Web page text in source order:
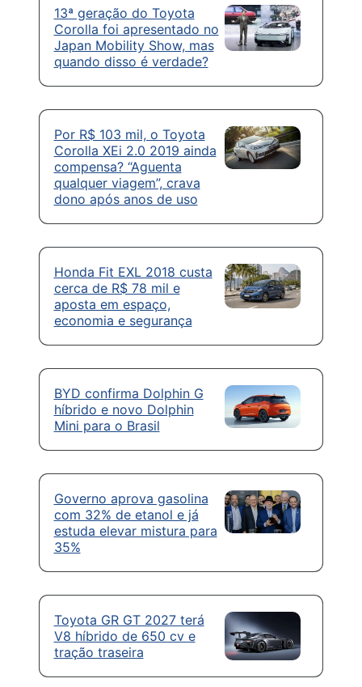
13ª geração do Toyota
Corolla foi apresentado no
Japan Mobility Show, mas
quando disso é verdade?
Por R$ 103 mil, o Toyota
Corolla XEi 2.0 2019 ainda
compensa? “Aguenta
qualquer viagem”, crava
dono após anos de uso
Honda Fit EXL 2018 custa
cerca de R$ 78 mil e
aposta em espaço,
economia e segurança
BYD confirma Dolphin G
híbrido e novo Dolphin
Mini para o Brasil
Governo aprova gasolina
com 32% de etanol e já
estuda elevar mistura para
35%
Toyota GR GT 2027 terá
V8 híbrido de 650 cv e
tração traseira